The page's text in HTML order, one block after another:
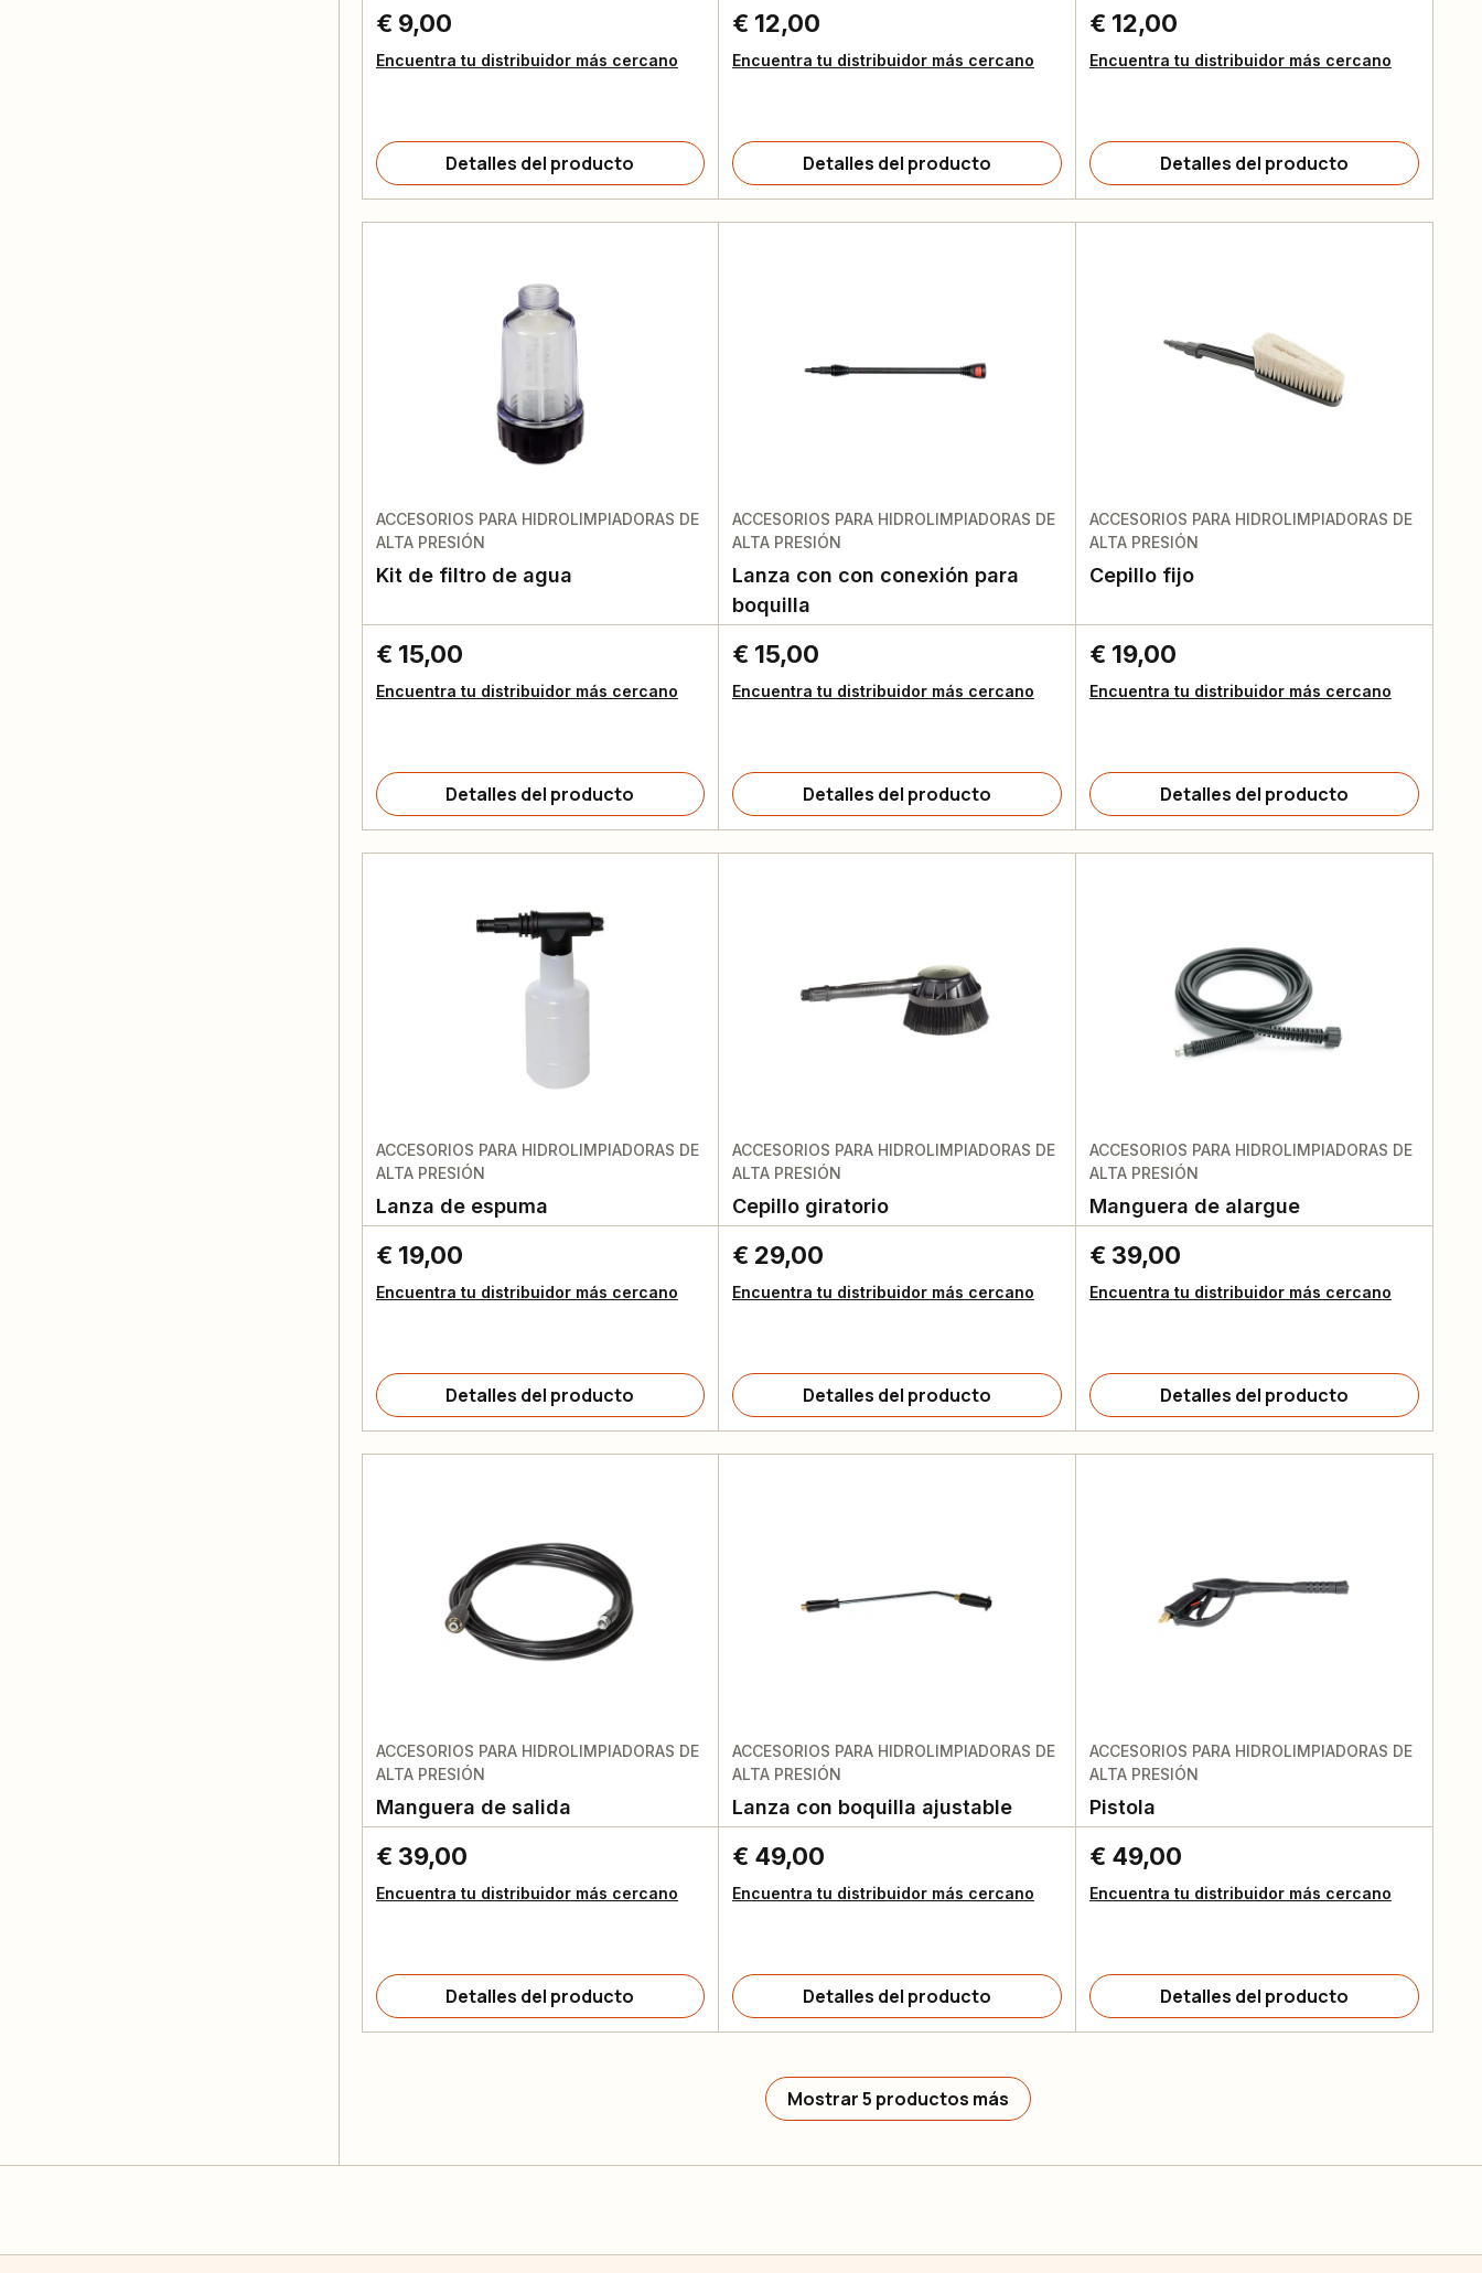
€ 9,00
Encuentra tu distribuidor más cercano
Detalles del producto
€ 12,00
Encuentra tu distribuidor más cercano
Detalles del producto
€ 12,00
Encuentra tu distribuidor más cercano
Detalles del producto
ACCESORIOS PARA HIDROLIMPIADORAS DE
ALTA PRESIÓN
Kit de filtro de agua
€ 15,00
Encuentra tu distribuidor más cercano
Detalles del producto
ACCESORIOS PARA HIDROLIMPIADORAS DE
ALTA PRESIÓN
Lanza con con conexión para
boquilla
€ 15,00
Encuentra tu distribuidor más cercano
Detalles del producto
ACCESORIOS PARA HIDROLIMPIADORAS DE
ALTA PRESIÓN
Cepillo fijo
€ 19,00
Encuentra tu distribuidor más cercano
Detalles del producto
ACCESORIOS PARA HIDROLIMPIADORAS DE
ALTA PRESIÓN
Lanza de espuma
€ 19,00
Encuentra tu distribuidor más cercano
Detalles del producto
ACCESORIOS PARA HIDROLIMPIADORAS DE
ALTA PRESIÓN
Cepillo giratorio
€ 29,00
Encuentra tu distribuidor más cercano
Detalles del producto
ACCESORIOS PARA HIDROLIMPIADORAS DE
ALTA PRESIÓN
Manguera de alargue
€ 39,00
Encuentra tu distribuidor más cercano
Detalles del producto
ACCESORIOS PARA HIDROLIMPIADORAS DE
ALTA PRESIÓN
Manguera de salida
€ 39,00
Encuentra tu distribuidor más cercano
Detalles del producto
ACCESORIOS PARA HIDROLIMPIADORAS DE
ALTA PRESIÓN
Lanza con boquilla ajustable
€ 49,00
Encuentra tu distribuidor más cercano
Detalles del producto
ACCESORIOS PARA HIDROLIMPIADORAS DE
ALTA PRESIÓN
Pistola
€ 49,00
Encuentra tu distribuidor más cercano
Detalles del producto
Mostrar 5 productos más